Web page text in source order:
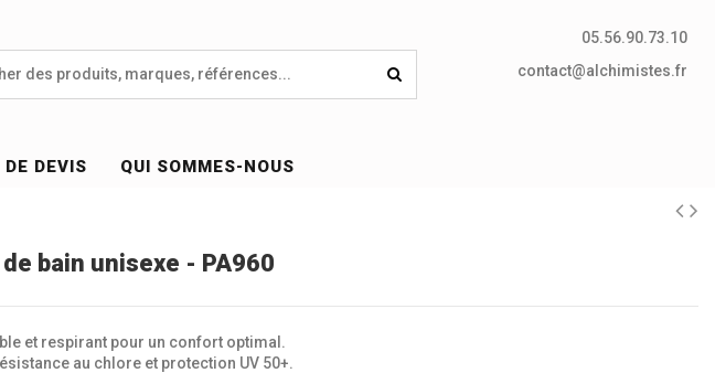
05.56.90.73.10
contact@alchimistes.fr
DE DEVIS QUI SOMMES-NOUS
bain unisexe - PA960
et respirant pour un confort optimal.
au chlore et protection UV 50+.